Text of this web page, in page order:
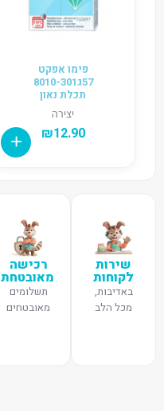
פימו אפקט
57ג8010-301
תכלת נאון
יצירה
₪12.90
שירות
לקוחות
באדיבות,
מכל הלב
רכישה
מאובטחת
תשלומים
מאובטחים